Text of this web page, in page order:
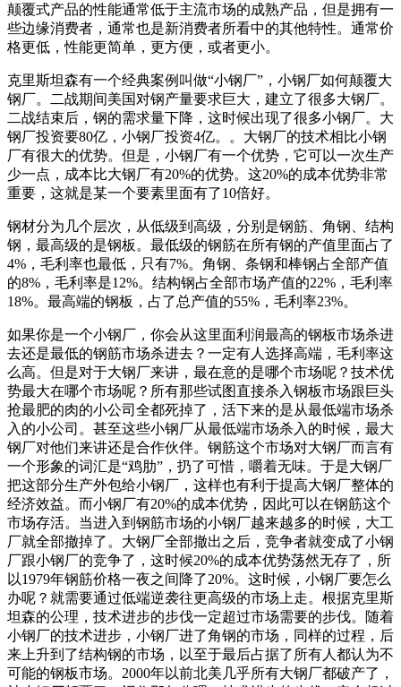
颠覆式产品的性能通常低于主流市场的成熟产品，但是拥有一
些边缘消费者，通常也是新消费者所看中的其他特性。通常价
格更低，性能更简单，更方便，或者更小。
克里斯坦森有一个经典案例叫做“小钢厂”，小钢厂如何颠覆大
钢厂。二战期间美国对钢产量要求巨大，建立了很多大钢厂。
二战结束后，钢的需求量下降，这时候出现了很多小钢厂。大
钢厂投资要80亿，小钢厂投资4亿。。大钢厂的技术相比小钢
厂有很大的优势。但是，小钢厂有一个优势，它可以一次生产
少一点，成本比大钢厂有20%的优势。这20%的成本优势非常
重要，这就是某一个要素里面有了10倍好。
钢材分为几个层次，从低级到高级，分别是钢筋、角钢、结构
钢，最高级的是钢板。最低级的钢筋在所有钢的产值里面占了
4%，毛利率也最低，只有7%。角钢、条钢和棒钢占全部产值
的8%，毛利率是12%。结构钢占全部市场产值的22%，毛利率
18%。最高端的钢板，占了总产值的55%，毛利率23%。
如果你是一个小钢厂，你会从这里面利润最高的钢板市场杀进
去还是最低的钢筋市场杀进去？一定有人选择高端，毛利率这
么高。但是对于大钢厂来讲，最在意的是哪个市场呢？技术优
势最大在哪个市场呢？所有那些试图直接杀入钢板市场跟巨头
抢最肥的肉的小公司全都死掉了，活下来的是从最低端市场杀
入的小公司。甚至这些小钢厂从最低端市场杀入的时候，最大
钢厂对他们来讲还是合作伙伴。钢筋这个市场对大钢厂而言有
一个形象的词汇是“鸡肋”，扔了可惜，嚼着无味。于是大钢厂
把这部分生产外包给小钢厂，这样也有利于提高大钢厂整体的
经济效益。而小钢厂有20%的成本优势，因此可以在钢筋这个
市场存活。当进入到钢筋市场的小钢厂越来越多的时候，大工
厂就全部撤掉了。大钢厂全部撤出之后，竞争者就变成了小钢
厂跟小钢厂的竞争了，这时候20%的成本优势荡然无存了，所
以1979年钢筋价格一夜之间降了20%。这时候，小钢厂要怎么
办呢？就需要通过低端逆袭往更高级的市场上走。根据克里斯
坦森的公理，技术进步的步伐一定超过市场需要的步伐。随着
小钢厂的技术进步，小钢厂进了角钢的市场，同样的过程，后
来上升到了结构钢的市场，以至于最后占据了所有人都认为不
可能的钢板市场。2000年以前北美几乎所有大钢厂都破产了，